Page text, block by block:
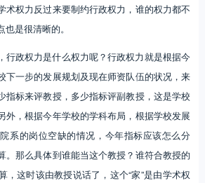
术权力反过来要制约行政权力，谁的权力都不
是很清晰的。
政权力是什么权力呢？行政权力就是根据今
下一步的发展规划及现在师资队伍的状况，来
指标来评教授，多少指标评副教授，这是学校
外，根据今年学校的学科布局，根据学校发展
系的岗位空缺的情况，今年指标应该怎么分
。那么具体到谁能当这个教授？谁符合教授的
，这时该由教授说话了，这个“家”是由学术权